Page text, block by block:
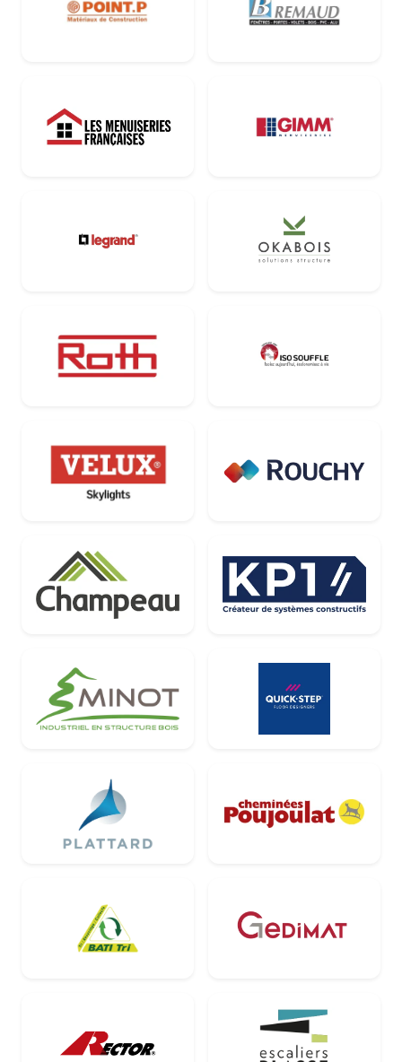
Point P Bremaud
Les Menuiseries Françaises GIMM
Legrand Okabois
Roth Iso Souffle
Velux Rouchy
Champeau KP1
Minot Quick-Step
Plattard Cheminées
Bati Tri Gedimat
Rector Escaliers Plasse